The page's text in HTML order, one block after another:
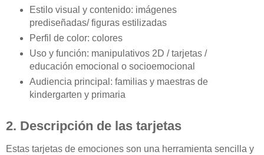
Estilo visual y contenido: imágenes
prediseñadas/ figuras estilizadas
Perfil de color: colores
Uso y función: manipulativos 2D / tarjetas /
educación emocional o socioemocional
Audiencia principal: familias y maestras de
kindergarten y primaria
2. Descripción de las tarjetas
Estas tarjetas de emociones son una herramienta sencilla y